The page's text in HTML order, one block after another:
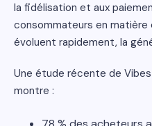
la fidélisation et aux
consommateurs en
évoluent rapidement, la
Une étude récente de
montre :